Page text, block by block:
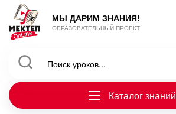
МЫ ДАРИМ ЗНАНИЯ!
ОБРАЗОВАТЕЛЬНЫЙ ПРОЕКТ
Каталог знаний